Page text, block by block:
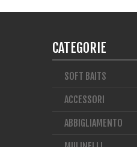
CATEGORIE
SOFT BAITS
ACCESSORI
ABBIGLIAMENTO